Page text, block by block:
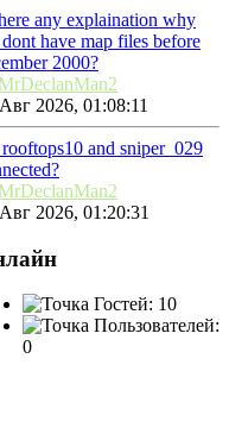
any explaination why
have map files before
2000?
2026, 01:08:11
rooftops10 and sniper_029
2026, 01:20:31
Гостей: 10
Пользователей:
0